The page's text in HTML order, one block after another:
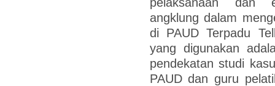
angklung dalam
di PAUD Terpadu
yang digunakan
pendekatan studi
PAUD dan guru